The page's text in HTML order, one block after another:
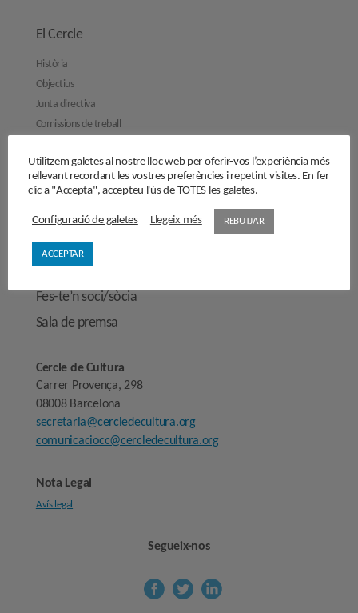
El Cercle
Història
Objectius
Junta directiva
Comissions de treball
Activitats
Reflexions
Opinions
Manifestos
Entrevistes
Fes-te’n soci/sòcia
Sala de premsa
Cercle de Cultura
Carrer Provença, 298
08008 Barcelona
secretaria@cercledecultura.org
comunicaciocc@cercledecultura.org
Nota Legal
Avís legal
Segueix-nos
Utilitzem galetes al nostre lloc web per oferir-vos l’experiència més
rellevant recordant les vostres preferències i repetint visites. En fer
clic a "Accepta", accepteu l'ús de TOTES les galetes.
Configuració de galetes Llegeix més REBUTJAR
ACCEPTAR